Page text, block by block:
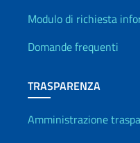
Info utili
Modulo di richiesta
Domande frequenti
TRASPARENZA
Amministrazione